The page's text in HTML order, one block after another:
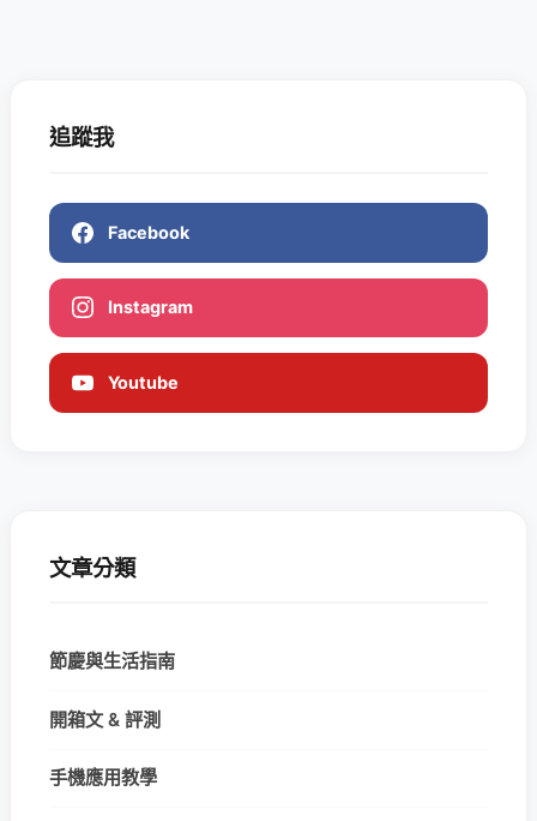
追蹤我
Facebook
Instagram
Youtube
文章分類
節慶與生活指南
開箱文 & 評測
手機應用教學